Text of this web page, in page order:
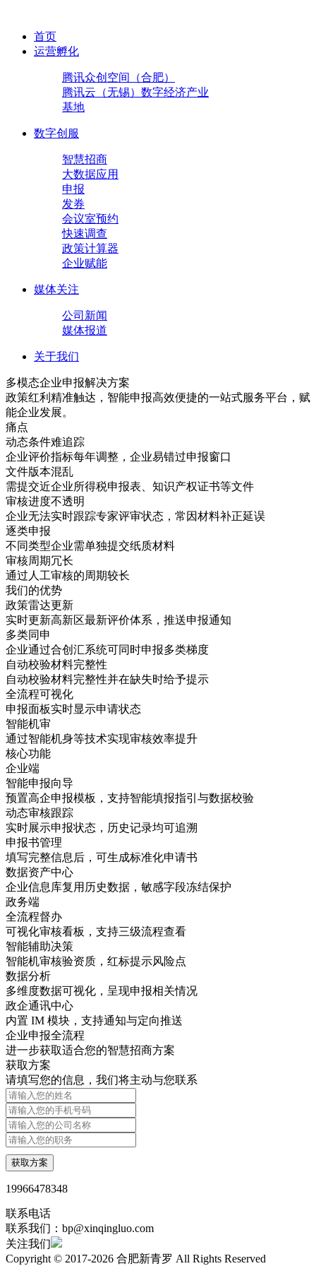
首页
运营孵化
腾讯众创空间（合肥）
腾讯云（无锡）数字经济产业
基地
数字创服
智慧招商
大数据应用
申报
发券
会议室预约
快速调查
政策计算器
企业赋能
媒体关注
公司新闻
媒体报道
关于我们
多模态企业申报解决方案
政策红利精准触达，智能申报高效便捷的一站式服务平台，赋
能企业发展。
痛点
动态条件难追踪
企业评价指标每年调整，企业易错过申报窗口
文件版本混乱
需提交近企业所得税申报表、知识产权证书等文件
审核进度不透明
企业无法实时跟踪专家评审状态，常因材料补正延误
逐类申报
不同类型企业需单独提交纸质材料
审核周期冗长
通过人工审核的周期较长
我们的优势
政策雷达更新
实时更新高新区最新评价体系，推送申报通知
多类同申
企业通过合创汇系统可同时申报多类梯度
自动校验材料完整性
自动校验材料完整性并在缺失时给予提示
全流程可视化
申报面板实时显示申请状态
智能机审
通过智能机身等技术实现审核效率提升
核心功能
企业端
智能申报向导
预置高企申报模板，支持智能填报指引与数据校验
动态审核跟踪
实时展示申报状态，历史记录均可追溯​
申报书管理
填写完整信息后，可生成标准化申请书​
数据资产中心
企业信息库复用历史数据，敏感字段冻结保护
政务端
全流程督办
可视化审核看板，支持三级流程查看
智能辅助决策
智能机审核验资质，红标提示风险点​
数据分析
多维度数据可视化，呈现申报相关情况​
政企通讯中心
内置 IM 模块，支持通知与定向推送
企业申报全流程
进一步获取适合您的智慧招商方案
获取方案
请填写您的信息，我们将主动与您联系
获取方案
19966478348
联系电话
联系我们：bp@xinqingluo.com
关注我们
Copyright © 2017-2026 合肥新青罗 All Rights Reserved